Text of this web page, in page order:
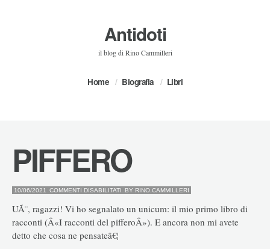
Antidoti
il blog di Rino Cammilleri
Home Biografia Libri
PIFFERO
10/06/2021 COMMENTI DISABILITATI SU
BY RINO.CAMMILLERI
UÃ¨, ragazzi! Vi ho segnalato un unicum: il mio primo libro di
racconti (Â«I racconti del pifferoÂ»). E ancora non mi avete
detto che cosa ne pensateâ€¦